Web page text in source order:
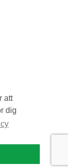
att
dig